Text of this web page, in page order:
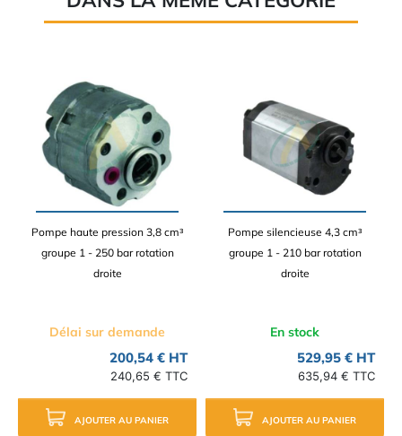
Pompe haute pression 3,8 cm³
groupe 1 - 250 bar rotation
droite
Délai sur demande
200,54 € HT
240,65 € TTC
AJOUTER AU PANIER
Pompe silencieuse 4,3 cm³
groupe 1 - 210 bar rotation
droite
En stock
529,95 € HT
635,94 € TTC
AJOUTER AU PANIER